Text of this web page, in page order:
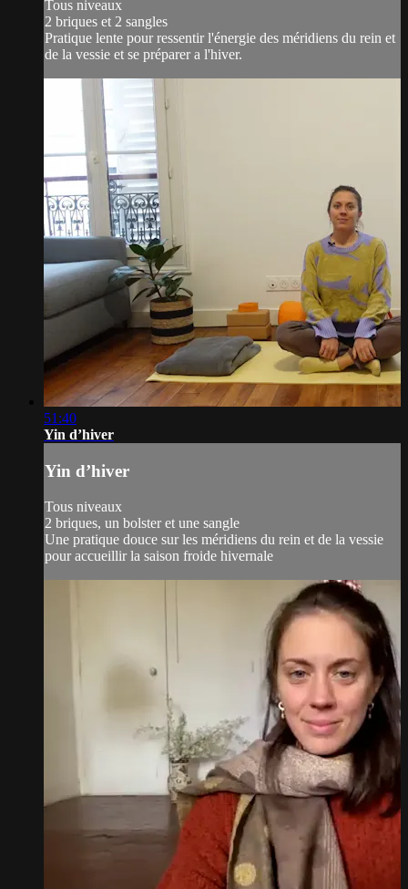
Tous niveaux
2 briques et 2 sangles
Pratique lente pour ressentir l'énergie des méridiens du rein et
de la vessie et se préparer a l'hiver.
51:40
Yin d’hiver
Yin d’hiver
Tous niveaux
2 briques, un bolster et une sangle
Une pratique douce sur les méridiens du rein et de la vessie
pour accueillir la saison froide hivernale